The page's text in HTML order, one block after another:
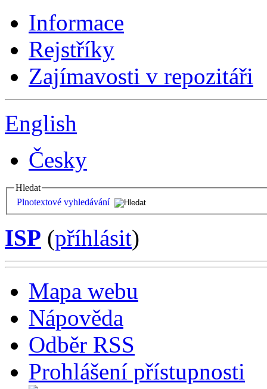
Informace
Rejstříky
Zajímavosti v repozitáři
English
Česky
Hledat
Plnotextové vyhledávání
ISP (příhlásit)
Mapa webu
Nápověda
Odběr RSS
Prohlášení přístupnosti